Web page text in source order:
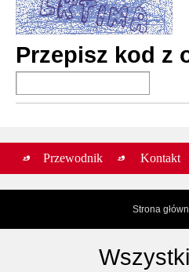
Przepisz kod z
Przewodnik Kontakt
Strona